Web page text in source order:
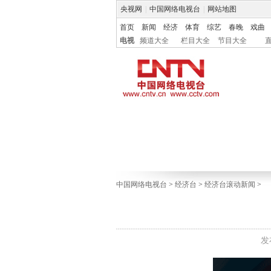
央视网 中国网络电视台 网站地图
首页 新闻 经济 体育 综艺 春晚
戏曲
电视
频道大全 栏目大全 节目大全
中国网络电视台 > 经济台 > 经济台滚动新闻 >